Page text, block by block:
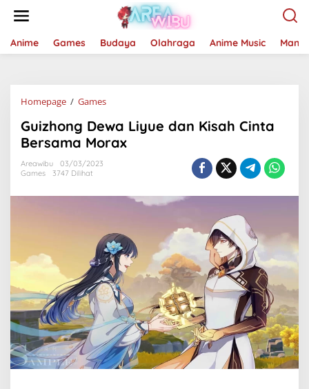
Anime Games Budaya Olahraga Anime Music
Homepage / GamesGuizhong
Liyue
dan
Kisah
Guizhong Dewa Liyue dan Kisah Cinta
Bersama Morax
Areawibu
03/03/2023
Games
3747 Dilihat